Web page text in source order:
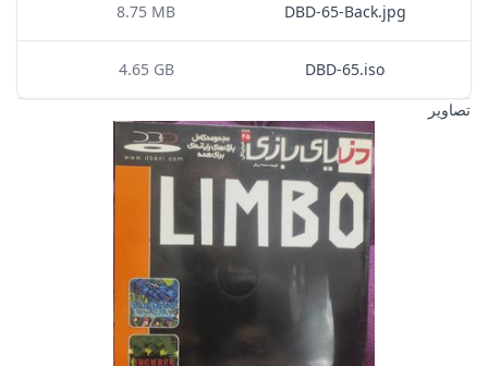
DBD-65-Back.jpg
8.75 MB
DBD-65.iso
4.65 GB
تصاویر